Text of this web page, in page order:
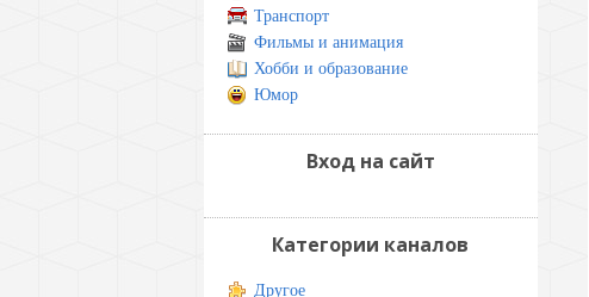
Транспорт
Фильмы и анимация
Хобби и образование
Юмор
Вход на сайт
Категории каналов
Другое